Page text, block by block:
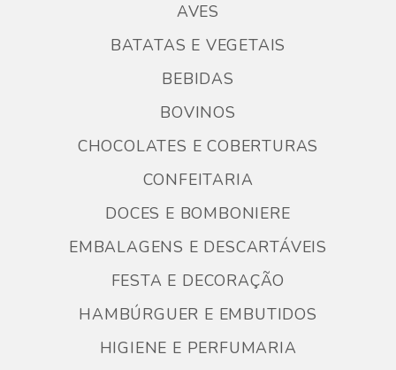
AVES
BATATAS E VEGETAIS
BEBIDAS
BOVINOS
CHOCOLATES E COBERTURAS
CONFEITARIA
DOCES E BOMBONIERE
EMBALAGENS E DESCARTÁVEIS
FESTA E DECORAÇÃO
HAMBÚRGUER E EMBUTIDOS
HIGIENE E PERFUMARIA